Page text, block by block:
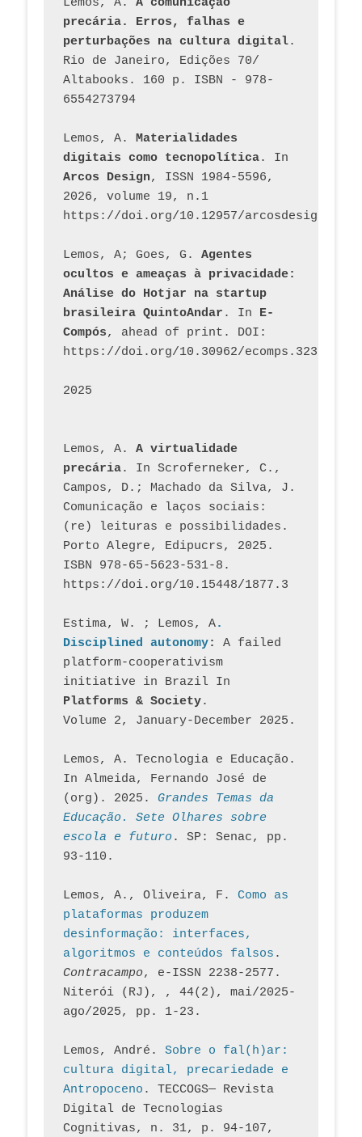
Lemos, A. A comunicação
precária. Erros, falhas e
perturbações na cultura digital.
Rio de Janeiro, Edições 70/
Altabooks. 160 p. ISBN - 978-
6554273794
Lemos, A. Materialidades
digitais como tecnopolítica
Arcos Design, ISSN 1984-5596,
2026, volume 19, n.1
https://doi.org/10.12957/
Lemos, A; Goes, G. Agentes
ocultos e ameaças à privacidade:
Análise do Hotjar na startup
brasileira QuintoAndar . In E-
Compós, ahead of print. DOI:
https://doi.org/10.30962/ecomps.3231
2025
Lemos, A. A virtualidade
precária. In Scroferneker, C.,
Campos, D.; Machado da Silva, J.
Comunicação e laços sociais:
(re) leituras e possibilidades.
Porto Alegre, Edipucrs, 2025.
ISBN 978-65-5623-531-8.
https://doi.org/10.15448/1877.3
Estima, W. ; Lemos, A.
Disciplined autonomy: A failed
platform-cooperativism
initiative in Brazil In
Platforms & Society.
Volume 2, January-December 2025.
Lemos, A. Tecnologia e Educação.
In Almeida, Fernando José de
(org). 2025. Grandes Temas da
Educação. Sete Olhares sobre
escola e futuro. SP: Senac, pp.
93-110.
Lemos, A., Oliveira, F. Como as
plataformas produzem
desinformação: interfaces,
algoritmos e conteúdos falsos
Contracampo, e-ISSN 2238-2577.
Niterói (RJ), , 44(2), mai/2025-
ago/2025, pp. 1-23.
Lemos, André. Sobre o fal(h)ar:
cultura digital, precariedade e
Antropoceno . TECCOGS— Revista
Digital de Tecnologias
Cognitivas, n. 31, p. 94-107,